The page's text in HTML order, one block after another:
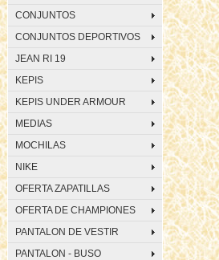
CONJUNTOS
CONJUNTOS DEPORTIVOS
JEAN RI 19
KEPIS
KEPIS UNDER ARMOUR
MEDIAS
MOCHILAS
NIKE
OFERTA ZAPATILLAS
OFERTA DE CHAMPIONES
PANTALON DE VESTIR
PANTALON - BUSO